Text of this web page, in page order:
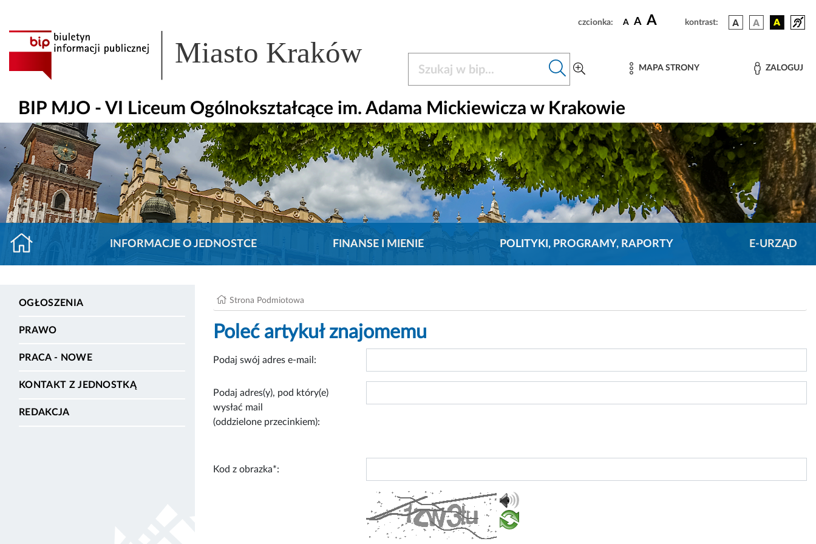
czcionka: A A A kontrast:
Miasto Kraków MAPA STRONY ZALOGUJ
BIP MJO - VI Liceum Ogólnokształcące im. Adama Mickiewicza w Krakowie
INFORMACJE O JEDNOSTCE FINANSE I MIENIE POLITYKI, PROGRAMY, RAPORTY E-URZĄD
OGŁOSZENIA
PRAWO
PRACA - NOWE
KONTAKT Z JEDNOSTKĄ
REDAKCJA
Strona Podmiotowa
Poleć artykuł znajomemu
Podaj swój adres e-mail:
Podaj adres(y), pod który(e)
wysłać mail
(oddzielone przecinkiem):
Kod z obrazka*: